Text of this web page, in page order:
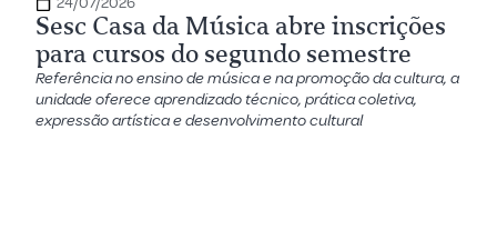
Sesc Casa da Música abre inscrições
para cursos do segundo semestre
Referência no ensino de música e na promoção da cultura, a
unidade oferece aprendizado técnico, prática coletiva,
expressão artística e desenvolvimento cultural